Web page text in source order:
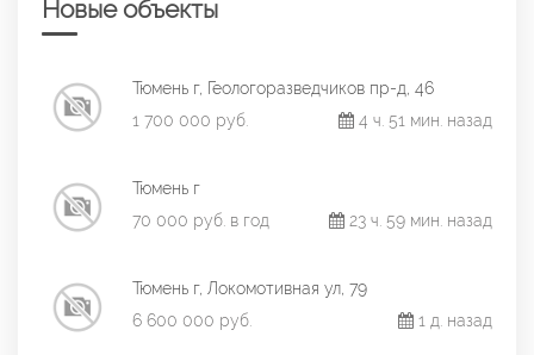
Новые объекты
Тюмень г, Геологоразведчиков пр-д, 46
1 700 000 руб.
4 ч. 51 мин. назад
Тюмень г
70 000 руб. в год
23 ч. 59 мин. назад
Тюмень г, Локомотивная ул, 79
6 600 000 руб.
1 д. назад